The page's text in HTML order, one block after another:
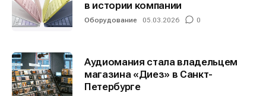
в истории компании
Оборудование 05.03.2026 0
Аудиомания стала владельцем
магазина «Диез» в Санкт-
Петербурге